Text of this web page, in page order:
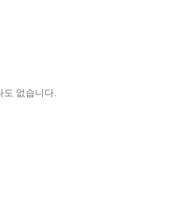
도 없습니다.